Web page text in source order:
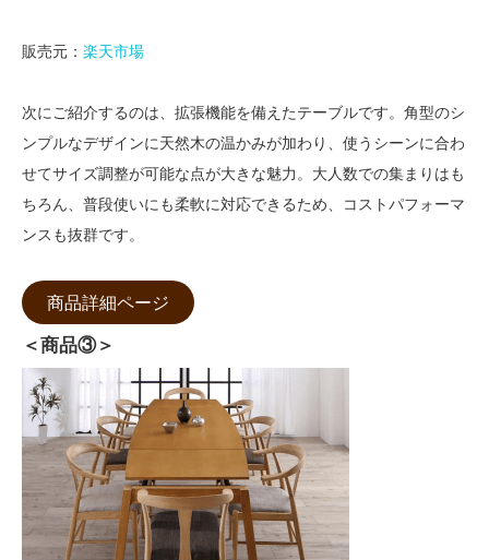
販売元： 楽天市場
次にご紹介するのは、拡張機能を備えたテーブルです。角型のシ
ンプルなデザインに天然木の温かみが加わり、使うシーンに合わ
せてサイズ調整が可能な点が大きな魅力。大人数での集まりはも
ちろん、普段使いにも柔軟に対応できるため、コストパフォーマ
ンスも抜群です。
商品詳細ページ
＜商品③＞